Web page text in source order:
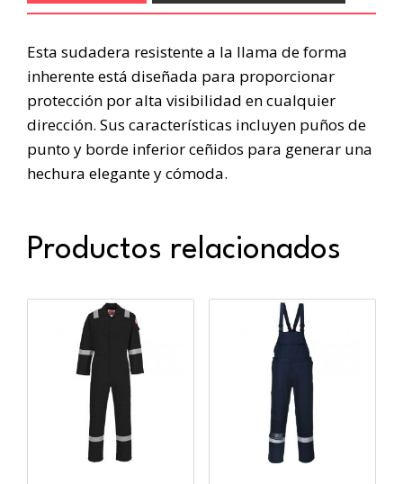
Esta sudadera resistente a la llama de forma
inherente está diseñada para proporcionar
protección por alta visibilidad en cualquier
dirección. Sus características incluyen puños de
punto y borde inferior ceñidos para generar una
hechura elegante y cómoda.
Productos relacionados